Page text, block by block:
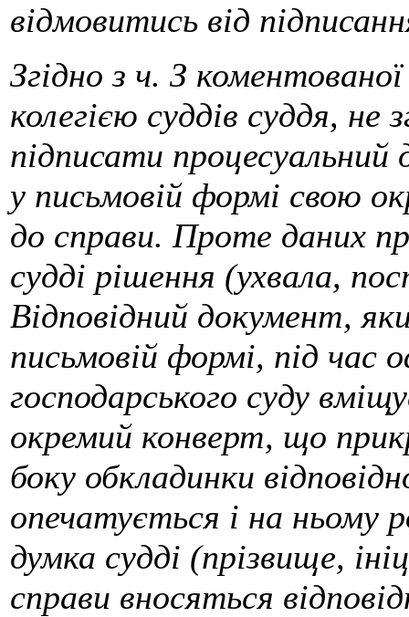
відмовитись від
Згідно з ч. З
колегією суддів суддя, не
підписати
у письмовій формі свою
до справи. Проте даних
судді рішення (ухвала,
Відповідний документ,
письмовій формі, під час
господарського суду
окремий конверт, що
боку обкладинки
опечатується і на ньому
думка судді (прізвище,
справи вносяться